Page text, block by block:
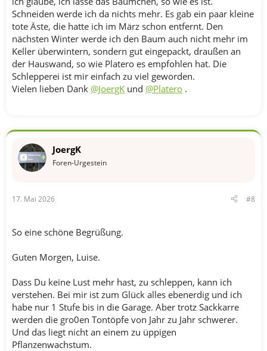
Schneiden werde ich da nichts mehr. Es gab ein paar kleine
tote Äste, die hatte ich im März schon entfernt. Den
nächsten Winter werde ich den Baum auch nicht mehr im
Keller überwintern, sondern gut eingepackt, draußen an
der Hauswand, so wie Platero es empfohlen hat. Die
Schlepperei ist mir einfach zu viel geworden.
Vielen lieben Dank @JoergK und @Platero .
JoergK
Foren-Urgestein
17. Mai 2026 #8
So eine schöne Begrüßung.
Guten Morgen, Luise.
Dass Du keine Lust mehr hast, zu schleppen, kann ich
verstehen. Bei mir ist zum Glück alles ebenerdig und ich
habe nur 1 Stufe bis in die Garage. Aber trotz Sackkarre
werden die gro0en Tontöpfe von Jahr zu Jahr schwerer.
Und das liegt nicht an einem zu üppigen
Pflanzenwachstum.